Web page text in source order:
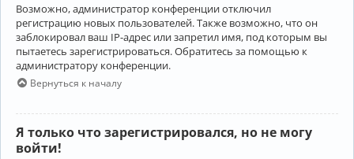
Возможно, администратор конференции отключил
регистрацию новых пользователей. Также возможно, что он
заблокировал ваш IP-адрес или запретил имя, под которым вы
пытаетесь зарегистрироваться. Обратитесь за помощью к
администратору конференции.
Вернуться к началу
Я только что зарегистрировался, но не могу
войти!